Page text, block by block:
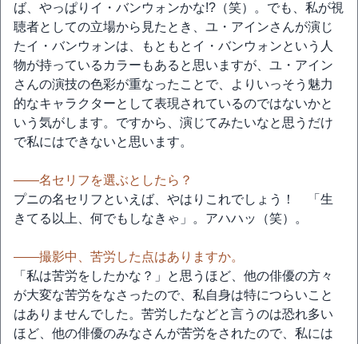
ば、やっぱりイ・バンウォンかな!?（笑）。でも、私が視
聴者としての立場から見たとき、ユ・アインさんが演じ
たイ・バンウォンは、もともとイ・バンウォンという人
物が持っているカラーもあると思いますが、ユ・アイン
さんの演技の色彩が重なったことで、よりいっそう魅力
的なキャラクターとして表現されているのではないかと
いう気がします。ですから、演じてみたいなと思うだけ
で私にはできないと思います。
――名セリフを選ぶとしたら？
プニの名セリフといえば、やはりこれでしょう！ 「生
きてる以上、何でもしなきゃ」。アハハッ（笑）。
――撮影中、苦労した点はありますか。
「私は苦労をしたかな？」と思うほど、他の俳優の方々
が大変な苦労をなさったので、私自身は特につらいこと
はありませんでした。苦労したなどと言うのは恐れ多い
ほど、他の俳優のみなさんが苦労をされたので、私には